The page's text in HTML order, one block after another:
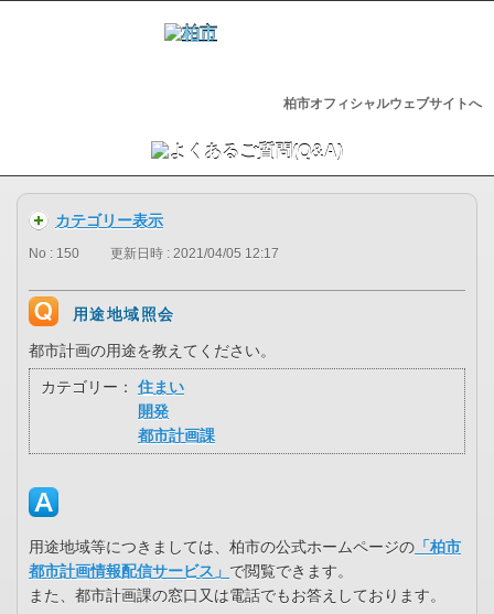
柏市オフィシャルウェブサイトへ
カテゴリー表示
No : 150 更新日時 : 2021/04/05 12:17
用途地域照会
都市計画の用途を教えてください。
カテゴリー：
住まい
開発
都市計画課
用途地域等につきましては、柏市の公式ホームページの 「柏市
都市計画情報配信サービス」 で閲覧できます。
また、都市計画課の窓口又は電話でもお答えしております。